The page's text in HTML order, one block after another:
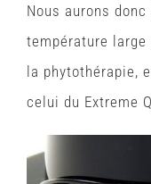
Nous aurons donc
température
la phytothérapie,
celui du Extreme